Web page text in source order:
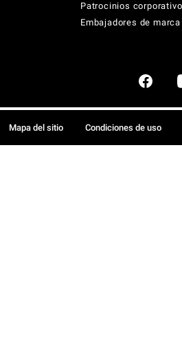
Patrocinios
Embajadores de marca
Mapa del sitio Condiciones de uso